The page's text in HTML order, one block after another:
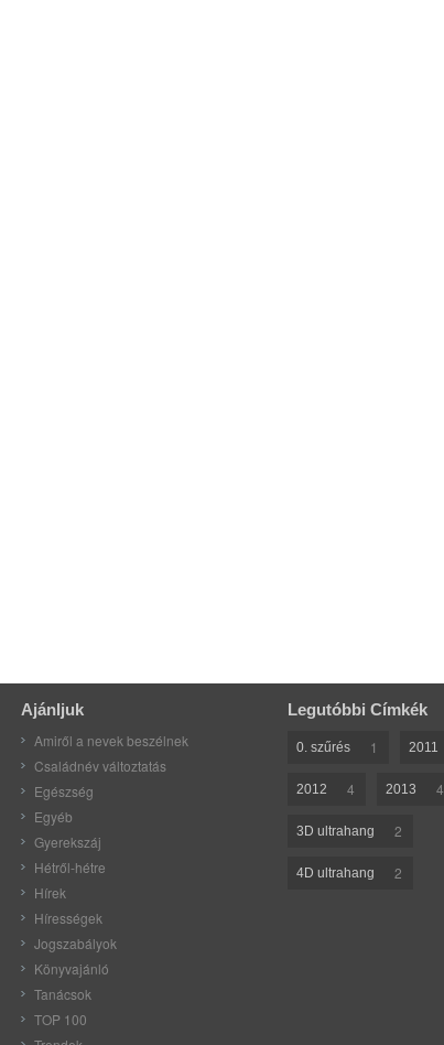
Ajánljuk
Amiről a nevek beszélnek
Családnév változtatás
Egészség
Egyéb
Gyerekszáj
Hétről-hétre
Hírek
Hírességek
Jogszabályok
Könyvajánló
Tanácsok
TOP 100
Legutóbbi Címkék
0. szűrés 1 2011
2012 4 2013 4
3D ultrahang 2
4D ultrahang 2